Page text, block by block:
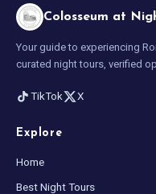
Colosseum at
Your guide to experiencing
curated night tours, verified
TikTok X
Explore
Home
Best Night Tours